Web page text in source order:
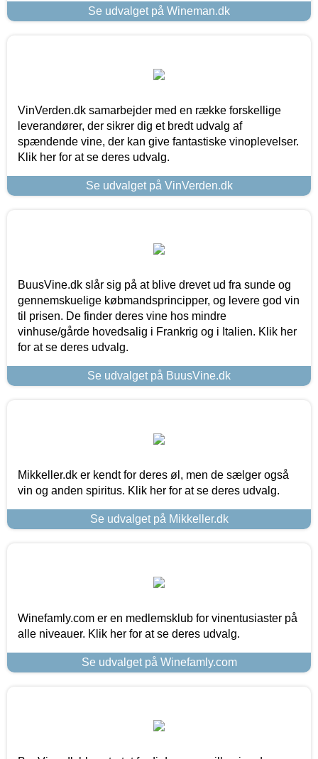
Se udvalget på Wineman.dk
VinVerden.dk samarbejder med en række forskellige
leverandører, der sikrer dig et bredt udvalg af
spændende vine, der kan give fantastiske vinoplevelser.
Klik her for at se deres udvalg.
Se udvalget på VinVerden.dk
BuusVine.dk slår sig på at blive drevet ud fra sunde og
gennemskuelige købmandsprincipper, og levere god vin
til prisen. De finder deres vine hos mindre
vinhuse/gårde hovedsalig i Frankrig og i Italien. Klik her
for at se deres udvalg.
Se udvalget på BuusVine.dk
Mikkeller.dk er kendt for deres øl, men de sælger også
vin og anden spiritus. Klik her for at se deres udvalg.
Se udvalget på Mikkeller.dk
Winefamly.com er en medlemsklub for vinentusiaster på
alle niveauer. Klik her for at se deres udvalg.
Se udvalget på Winefamly.com